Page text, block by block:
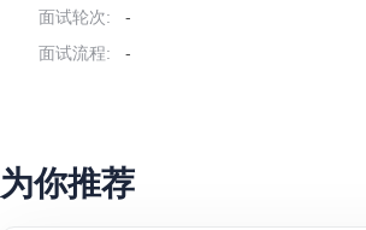
面试轮次:
-
面试流程:
-
为你推荐